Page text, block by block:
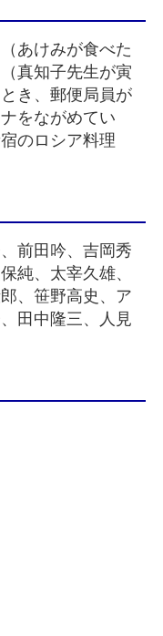
あけみが食べた
真知子先生が寅
き、郵便局員が
をながめてい
のロシア料理
前田吟、吉岡秀
純、太宰久雄、
、笹野高史、ア
田中隆三、人見